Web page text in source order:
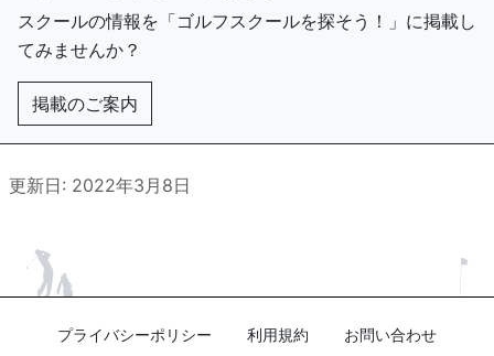
スクールの情報を「ゴルフスクールを探そう！」に掲載し
てみませんか？
掲載のご案内
更新日: 2022年3月8日
プライバシーポリシー 利用規約 お問い合わせ